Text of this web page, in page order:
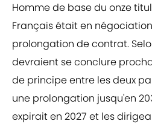
Homme de base du onze
Français était en
prolongation de contrat.
devraient se conclure
de principe entre les deux
une prolongation jusqu'en
expirait en 2027 et les